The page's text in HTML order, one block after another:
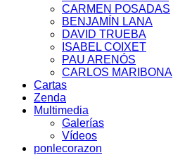
CARMEN POSADAS
BENJAMÍN LANA
DAVID TRUEBA
ISABEL COIXET
PAU ARENÓS
CARLOS MARIBONA
Cartas
Zenda
Multimedia
Galerías
Vídeos
ponlecorazon